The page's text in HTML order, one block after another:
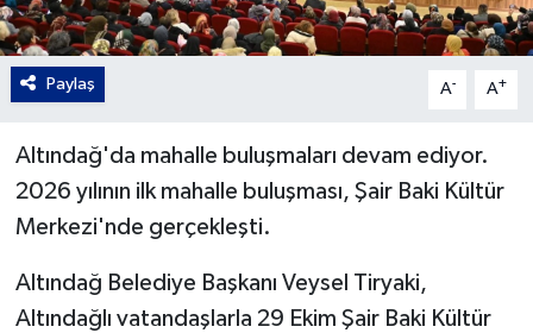
Paylaş A- A+
Altındağ'da mahalle buluşmaları devam ediyor.
2026 yılının ilk mahalle buluşması, Şair Baki Kültür
Merkezi'nde gerçekleşti.
Altındağ Belediye Başkanı Veysel Tiryaki,
Altındağlı vatandaşlarla 29 Ekim Şair Baki Kültür